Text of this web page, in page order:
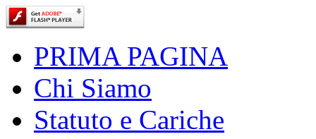
PRIMA PAGINA
Chi Siamo
Statuto e Cariche